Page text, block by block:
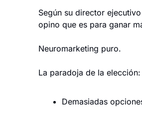
Según su director
opino que es para ganar
Neuromarketing puro.
La paradoja de la elección:
Demasiadas